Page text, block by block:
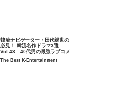
韓流ナビゲーター・田代親世の
必見！ 韓流名作ドラマ3選
Vol.43 40代男の最強ラブコメ
The Best K-Entertainment